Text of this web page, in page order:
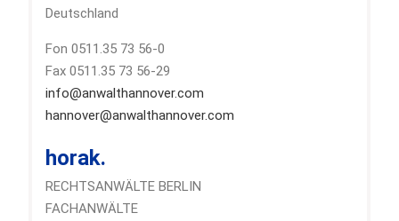
Deutschland
Fon 0511.35 73 56-0
Fax 0511.35 73 56-29
info@anwalthannover.com
hannover@anwalthannover.com
horak.
RECHTSANWÄLTE BERLIN
FACHANWÄLTE